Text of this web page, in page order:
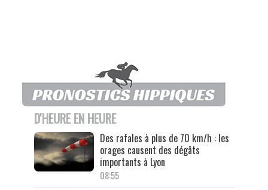
D'HEURE EN HEURE
Des rafales à plus de 70 km/h : les
orages causent des dégâts
importants à Lyon
08:55